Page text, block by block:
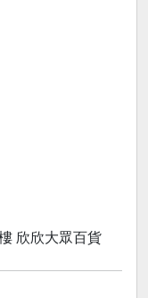
欣欣大眾百貨